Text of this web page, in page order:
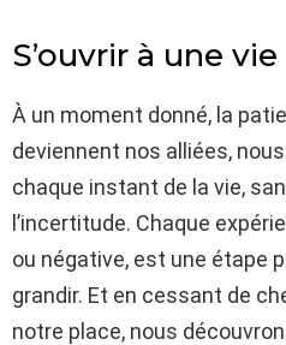
S’ouvrir à une
À un moment donné, la
deviennent nos alliées,
chaque instant de la vie,
l’incertitude. Chaque
ou négative, est une étape
grandir. Et en cessant de
notre place, nous